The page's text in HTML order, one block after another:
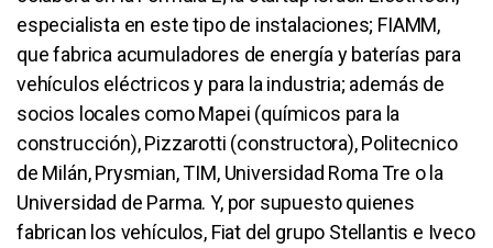
especialista en este tipo de instalaciones; FIAMM,
que fabrica acumuladores de energía y baterías para
vehículos eléctricos y para la industria; además de
socios locales como Mapei (químicos para la
construcción), Pizzarotti (constructora), Politecnico
de Milán, Prysmian, TIM, Universidad Roma Tre o la
Universidad de Parma. Y, por supuesto quienes
fabrican los vehículos, Fiat del grupo Stellantis e Iveco